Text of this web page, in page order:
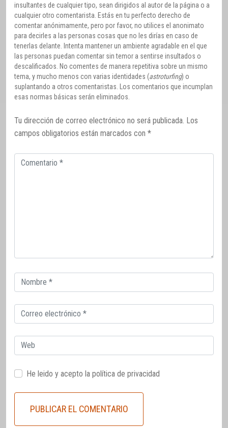
insultantes de cualquier tipo, sean dirigidos al autor de la página o a
cualquier otro comentarista. Estás en tu perfecto derecho de
comentar anónimamente, pero por favor, no utilices el anonimato
para decirles a las personas cosas que no les dirías en caso de
tenerlas delante. Intenta mantener un ambiente agradable en el que
las personas puedan comentar sin temor a sentirse insultados o
descalificados. No comentes de manera repetitiva sobre un mismo
tema, y mucho menos con varias identidades (astroturfing) o
suplantando a otros comentaristas. Los comentarios que incumplan
esas normas básicas serán eliminados.
Tu dirección de correo electrónico no será publicada. Los
campos obligatorios están marcados con *
Comentario
Correo
electrónico
Correo
electrónico
Web
He leido y acepto la política de privacidad